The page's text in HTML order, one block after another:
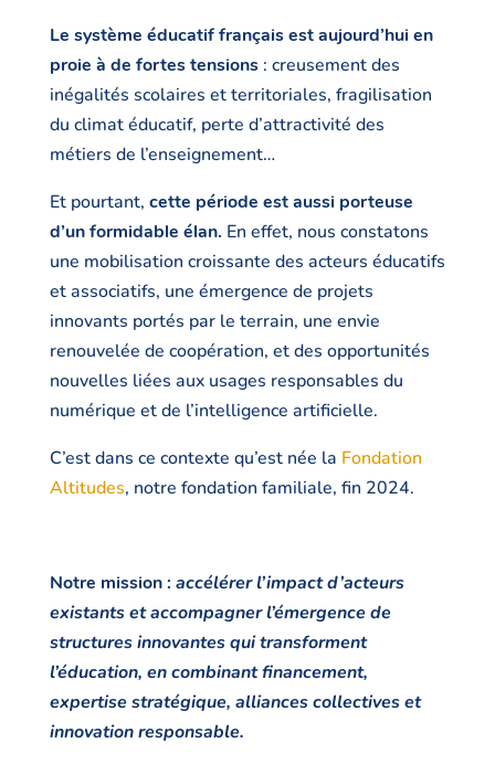
Le système éducatif français est aujourd’hui en
proie à de fortes tensions: creusement des
inégalités scolaires et territoriales, fragilisation
du climat éducatif, perte d’attractivité des
métiers de l’enseignement…
Et pourtant, cette période est aussi porteuse
d’un formidable élan. En effet, nous constatons
une mobilisation croissante des acteurs éducatifs
et associatifs, une émergence de projets
innovants portés par le terrain, une envie
renouvelée de coopération, et des opportunités
nouvelles liées aux usages responsables du
numérique et de l’intelligence artificielle.
C’est dans ce contexte qu’est née la Fondation
Altitudes, notre fondation familiale, fin 2024.
Notre mission : accélérer l’impact d’acteurs
existants et accompagner l’émergence de
structures innovantes qui transforment
l’éducation, en combinant financement,
expertise stratégique, alliances collectives et
innovation responsable.